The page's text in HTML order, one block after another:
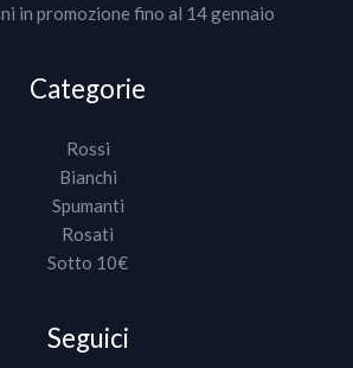
in promozione fino al 14 gennaio
Categorie
Rossi
Bianchi
Spumanti
Rosati
Sotto 10€
Seguici